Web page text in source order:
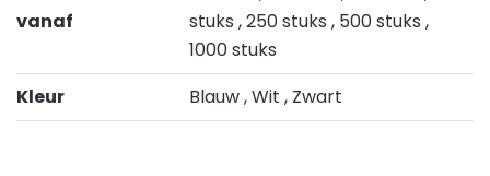
vanaf
stuks , 250 stuks , 500 stuks ,
1000 stuks
Kleur
Blauw, Wit , Zwart